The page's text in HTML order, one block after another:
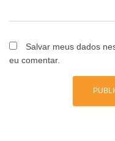
Salvar meus dados
eu comentar.